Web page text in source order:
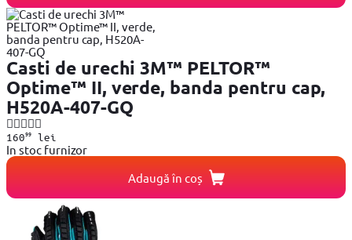
Casti de urechi 3M™ PELTOR™
Optime™ II, verde, banda pentru cap,
H520A-407-GQ
16099lei
In stoc furnizor
Adaugă în coș